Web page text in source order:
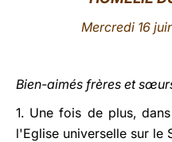
Mercredi 16
Bien-aimés frères et
1. Une fois de plus,
l'Eglise universelle sur le